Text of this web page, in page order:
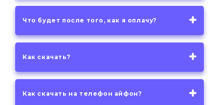
Что будет после того, как я оплачу?
Как скачать?
Как скачать на телефон айфон?